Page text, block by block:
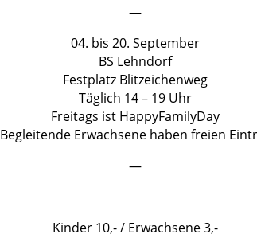
—
04. bis 20. September
BS Lehndorf
Festplatz Blitzeichenweg
Täglich 14 – 19 Uhr
Freitags ist HappyFamilyDay
Begleitende Erwachsene haben freien
—
Kinder 10,- / Erwachsene 3,-